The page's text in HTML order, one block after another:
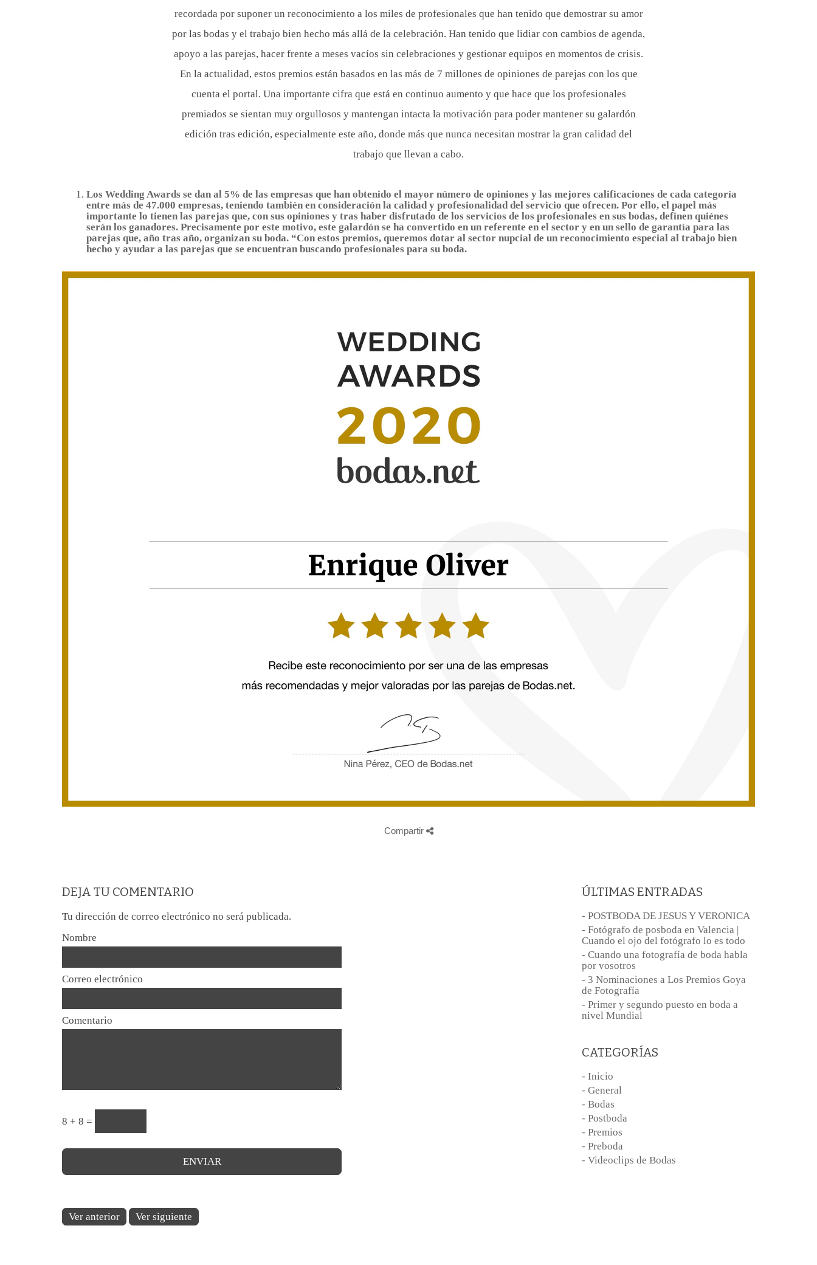
recordada por suponer un reconocimiento a los miles de profesionales que han tenido que demostrar su amor
por las bodas y el trabajo bien hecho más allá de la celebración. Han tenido que lidiar con cambios de agenda,
apoyo a las parejas, hacer frente a meses vacíos sin celebraciones y gestionar equipos en momentos de crisis.
En la actualidad, estos premios están basados en las más de 7 millones de opiniones de parejas con los que
cuenta el portal. Una importante cifra que está en continuo aumento y que hace que los profesionales
premiados se sientan muy orgullosos y mantengan intacta la motivación para poder mantener su galardón
edición tras edición, especialmente este año, donde más que nunca necesitan mostrar la gran calidad del
trabajo que llevan a cabo.
Los Wedding Awards se dan al 5% de las empresas que han obtenido el mayor número de opiniones y las mejores calificaciones de cada categoría
entre más de 47.000 empresas, teniendo también en consideración la calidad y profesionalidad del servicio que ofrecen. Por ello, el papel más
importante lo tienen las parejas que, con sus opiniones y tras haber disfrutado de los servicios de los profesionales en sus bodas, definen quiénes
serán los ganadores. Precisamente por este motivo, este galardón se ha convertido en un referente en el sector y en un sello de garantía para las
parejas que, año tras año, organizan su boda. “Con estos premios, queremos dotar al sector nupcial de un reconocimiento especial al trabajo bien
hecho y ayudar a las parejas que se encuentran buscando profesionales para su boda.
Compartir
DEJA TU COMENTARIO
Tu dirección de correo electrónico no será publicada.
Nombre
Correo electrónico
Comentario
8 + 8 =
ÚLTIMAS ENTRADAS
- POSTBODA DE JESUS Y VERONICA
- Fotógrafo de posboda en Valencia |
Cuando el ojo del fotógrafo lo es todo
- Cuando una fotografía de boda habla
por vosotros
- 3 Nominaciones a Los Premios Goya
de Fotografía
- Primer y segundo puesto en boda a
nivel Mundial
CATEGORÍAS
- Inicio
- General
- Bodas
- Postboda
- Premios
- Preboda
- Videoclips de Bodas
Ver anterior Ver siguiente